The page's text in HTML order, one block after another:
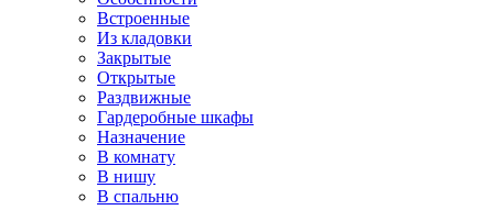
Встроенные
Из кладовки
Закрытые
Открытые
Раздвижные
Гардеробные шкафы
Назначение
В комнату
В нишу
В спальню